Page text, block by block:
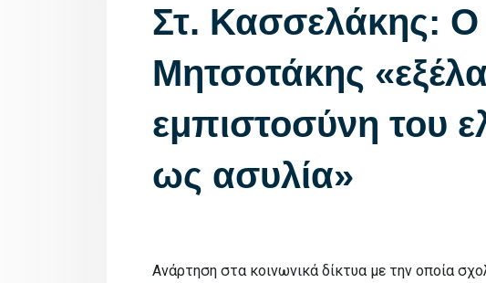
Στ. Κασσελάκης:
Μητσοτάκης
εμπιστοσύνη του
ως ασυλία»
Ανάρτηση στα κοινωνικά δίκτυα με την οποία